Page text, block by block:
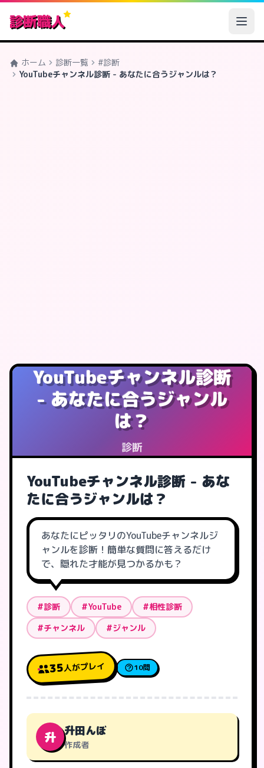
診断職人
ホーム 診断一覧
#診断
YouTubeチャンネル診断 - あなたに合うジャンルは？
YouTubeチャンネル診断
- あなたに合うジャンル
は？
診断
YouTubeチャンネル診断 - あな
たに合うジャンルは？
あなたにピッタリのYouTubeチャンネルジ
ャンルを診断！簡単な質問に答えるだけ
で、隠れた才能が見つかるかも？
#診断 #YouTube
#相性診断
#チャンネル
#ジャンル
35人がプレイ 10問
升 升田んぼ
作成者